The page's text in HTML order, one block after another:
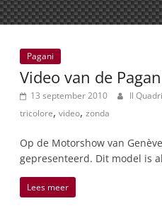
Pagani
Video van de
13 september 2010 Il
tricolore, video, zonda
Op de Motorshow van
gepresenteerd. Dit model is
Lees meer